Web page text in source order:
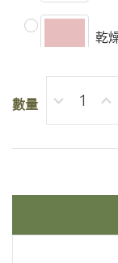
乾
數量